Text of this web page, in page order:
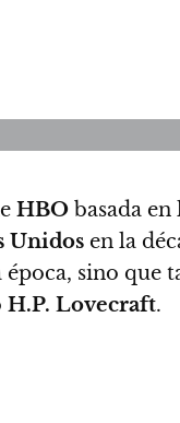
HBO basada
Unidos en la
sino
H.P. Lovecraft.